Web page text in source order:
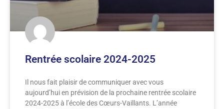
Rentrée scolaire 2024-2025
Il nous fait plaisir de communiquer avec vous
aujourd’hui en prévision de la prochaine rentrée scolaire
2024-2025 à l’école des Cœurs-Vaillants. L’année